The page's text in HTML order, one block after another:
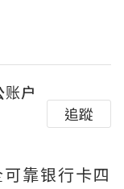
户
追蹤
靠银行卡四